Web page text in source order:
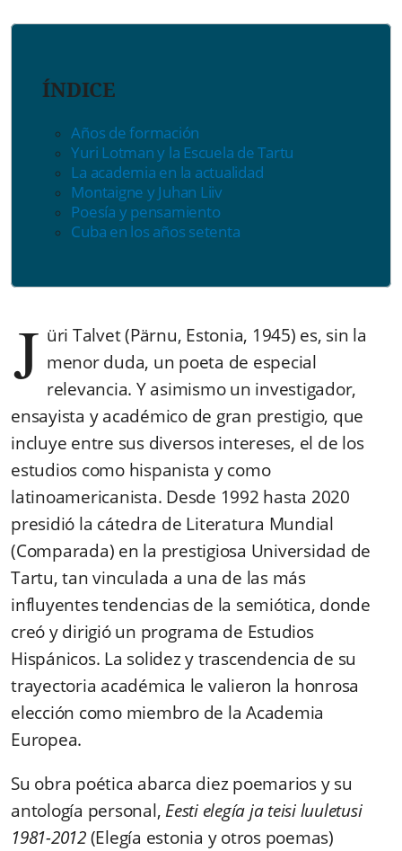
ÍNDICE
Años de formación
Yuri Lotman y la Escuela de Tartu
La academia en la actualidad
Montaigne y Juhan Liiv
Poesía y pensamiento
Cuba en los años setenta
J üri Talvet (Pärnu, Estonia, 1945) es, sin la
menor duda, un poeta de especial
relevancia. Y asimismo un investigador,
ensayista y académico de gran prestigio, que
incluye entre sus diversos intereses, el de los
estudios como hispanista y como
latinoamericanista. Desde 1992 hasta 2020
presidió la cátedra de Literatura Mundial
(Comparada) en la prestigiosa Universidad de
Tartu, tan vinculada a una de las más
influyentes tendencias de la semiótica, donde
creó y dirigió un programa de Estudios
Hispánicos. La solidez y trascendencia de su
trayectoria académica le valieron la honrosa
elección como miembro de la Academia
Europea.
Su obra poética abarca diez poemarios y su
antología personal, Eesti elegía ja teisi luuletusi
1981-2012(Elegía estonia y otros poemas)